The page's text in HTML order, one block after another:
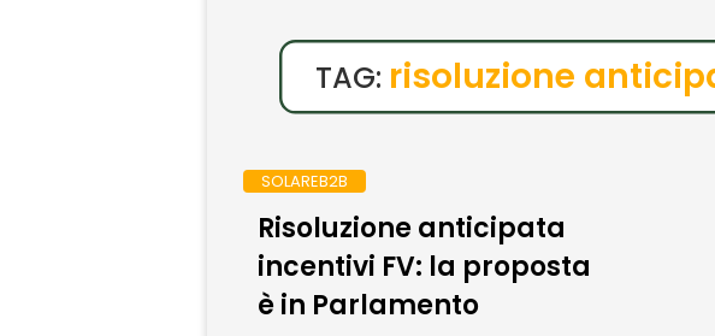
TAG: risoluzione
SOLAREB2B
Risoluzione anticipata
incentivi FV: la proposta
è in Parlamento